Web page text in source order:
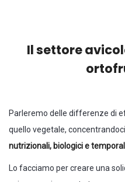
Il settore
Parleremo delle differenze di
quello vegetale,
nutrizionali, biologici e
Lo facciamo per creare una